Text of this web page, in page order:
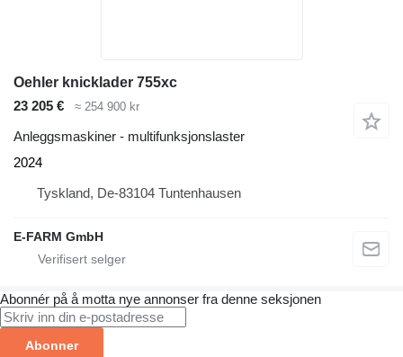
Oehler knicklader 755xc
23 205 €
≈ 254 900 kr
Anleggsmaskiner - multifunksjonslaster
2024
Tyskland, De-83104 Tuntenhausen
E-FARM GmbH
Abonnér på å motta nye annonser fra denne seksjonen
Abonner